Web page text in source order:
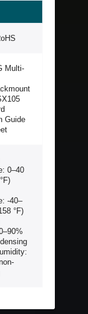
Multi-
Guide
0–40
-40–
°F)